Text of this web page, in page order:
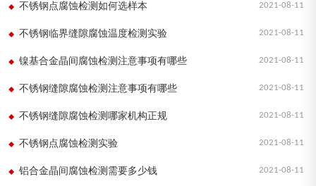
2021-08-11
不锈钢点腐蚀检测如何选样本
2021-08-11
不锈钢临界缝隙腐蚀温度检测实验
2021-08-11
镍基合金晶间腐蚀检测注意事项有哪些
2021-08-11
不锈钢缝隙腐蚀检测注意事项有哪些
2021-08-11
不锈钢缝隙腐蚀检测哪家机构正规
2021-08-11
不锈钢点腐蚀检测实验
2021-08-11
铝合金晶间腐蚀检测需要多少钱